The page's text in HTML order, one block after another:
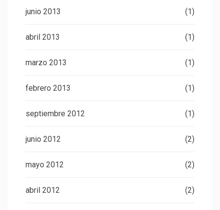
junio 2013 (1)
abril 2013 (1)
marzo 2013 (1)
febrero 2013 (1)
septiembre 2012 (1)
junio 2012 (2)
mayo 2012 (2)
abril 2012 (2)